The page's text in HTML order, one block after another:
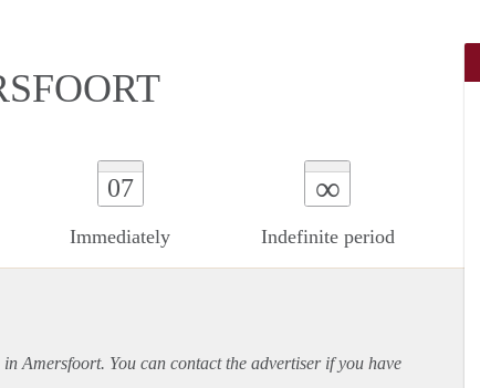
07
Immediately
∞
Indefinite period
Amersfoort. You can contact the advertiser if you have